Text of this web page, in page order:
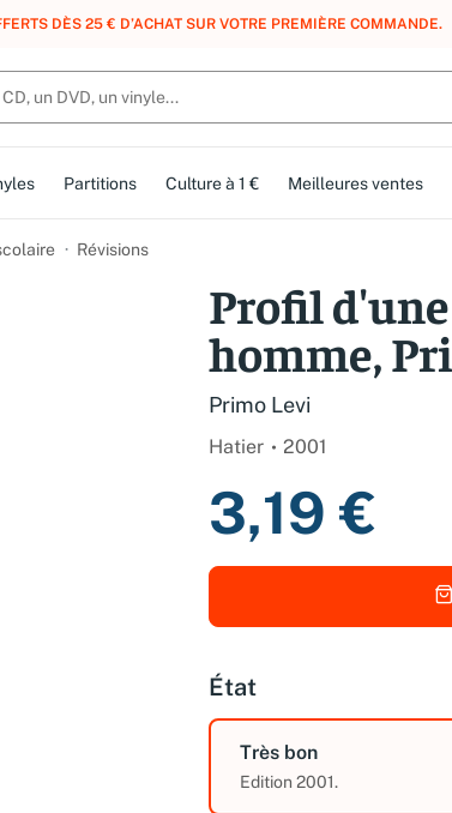
DES RÉCOMPENSES :REJOIGNEZ GRATUITEMENT LE CLUB
Partitions Culture à 1 € Meilleures ventes
Révisions
Profil
homme,
Primo Levi
Hatier 2001
3,19 €
État
Très bon
Edition 2001.